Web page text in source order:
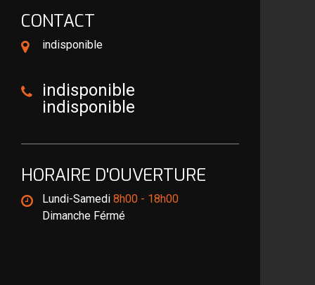
CONTACT
indisponible
indisponible
indisponible
HORAIRE D'OUVERTURE
Lundi-Samedi 8h00 - 18h00
Dimanche Férmé